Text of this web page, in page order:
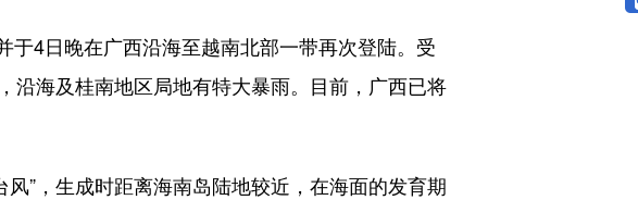
4日晚在广西沿海至越南北部一带再次登陆。受
沿海及桂南地区局地有特大暴雨。目前，广西已将
”，生成时距离海南岛陆地较近，在海面的发育期